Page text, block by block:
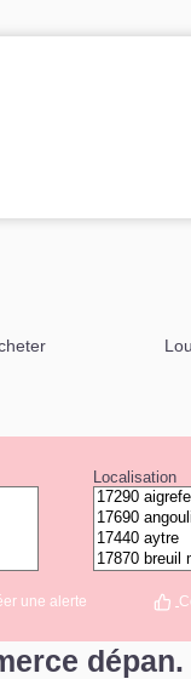
Localisation
une alerte